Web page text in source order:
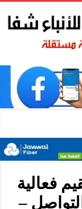
فعالية
–